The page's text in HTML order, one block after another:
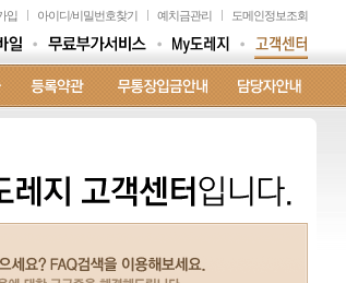
입 아이디/비밀번호찾기 예치금관리 도메인정보조회